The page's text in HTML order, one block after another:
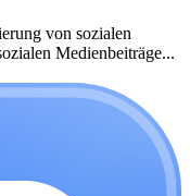
von sozialen
Medienbeiträge...